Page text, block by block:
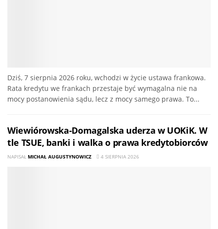
Dziś, 7 sierpnia 2026 roku, wchodzi w życie ustawa frankowa.
Rata kredytu we frankach przestaje być wymagalna nie na
mocy postanowienia sądu, lecz z mocy samego prawa. To...
Wiewiórowska-Domagalska uderza w UOKiK. W
tle TSUE, banki i walka o prawa kredytobiorców
NAPISAŁ MICHAŁ AUGUSTYNOWICZ 4 SIERPNIA 2026